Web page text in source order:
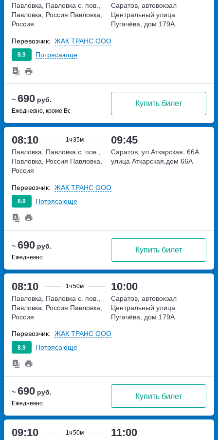
~ 690 руб.
Ежедневно, кроме Вс
Купить билет
Павловка, Павловка с. пов.,
Павловка, Россия Павловка,
Россия
Саратов, автовокзал
Центральный улица
Пугачёва, дом 179А
8.9 Потрясающе
Перевозчик: ЖАК ТРАНС ООО
08:10 1ч35м 09:45
~ 690 руб.
Ежедневно
Купить билет
Павловка, Павловка с. пов.,
Павловка, Россия Павловка,
Россия
Саратов, ул.Аткарская, 66А
улица Аткарская,дом 66А
8.9 Потрясающе
Перевозчик: ЖАК ТРАНС ООО
08:10 1ч50м 10:00
~ 690 руб.
Ежедневно
Купить билет
Павловка, Павловка с. пов.,
Павловка, Россия Павловка,
Россия
Саратов, автовокзал
Центральный улица
Пугачёва, дом 179А
8.9 Потрясающе
Перевозчик: ЖАК ТРАНС ООО
09:10 1ч50м 11:00